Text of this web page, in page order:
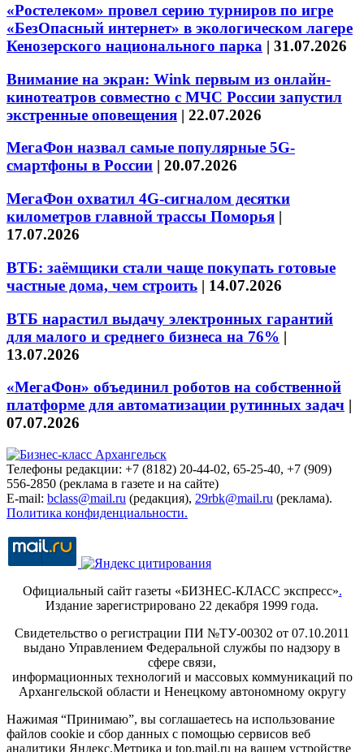
«Ростелеком» провел серию турниров по игре
«БезОпасный интернет» в экологическом лагере
Кенозерского национального парка | 31.07.2026
Внимание на экран: Wink первым из онлайн-
кинотеатров совместно с МЧС России запустил
экстренные оповещения | 22.07.2026
МегаФон назвал самые популярные 5G-
смартфоны в России | 20.07.2026
МегаФон охватил 4G-сигналом десятки
километров главной трассы Поморья |
17.07.2026
ВТБ: заёмщики стали чаще покупать готовые
частные дома, чем строить | 14.07.2026
ВТБ нарастил выдачу электронных гарантий
для малого и среднего бизнеса на 76% |
13.07.2026
«МегаФон» объединил роботов на собственной
платформе для автоматизации рутинных задач |
07.07.2026
Телефоны редакции: +7 (8182) 20-44-02, 65-25-40, +7 (909)
556-2850 (реклама в газете и на сайте)
E-mail: bclass@mail.ru (редакция), 29rbk@mail.ru (реклама).
Политика конфиденциальности.
Официальный сайт газеты «БИЗНЕС-КЛАСС экспресс».
Издание зарегистрировано 22 декабря 1999 года.
Свидетельство о регистрации ПИ №ТУ-00302 от 07.10.2011
выдано Управлением Федеральной службы по надзору в
сфере связи,
информационных технологий и массовых коммуникаций по
Архангельской области и Ненецкому автономному округу
Нажимая “Принимаю”, вы соглашаетесь на использование
файлов cookie и сбор данных с помощью сервисов веб
аналитики Яндекс.Метрика и top.mail.ru на вашем устройстве